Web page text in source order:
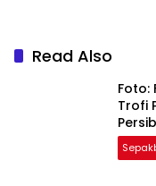
Read Also
Foto:
Trofi